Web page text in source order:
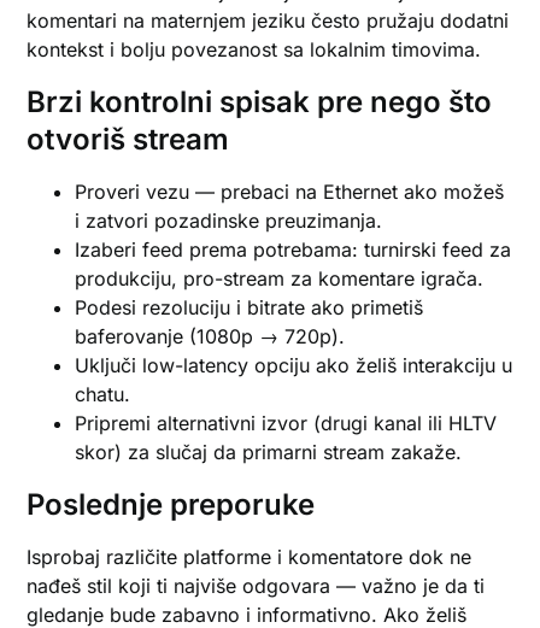
komentari na maternjem jeziku često pružaju dodatni
kontekst i bolju povezanost sa lokalnim timovima.
Brzi kontrolni spisak pre nego što
otvoriš stream
Proveri vezu — prebaci na Ethernet ako možeš
i zatvori pozadinske preuzimanja.
Izaberi feed prema potrebama: turnirski feed za
produkciju, pro-stream za komentare igrača.
Podesi rezoluciju i bitrate ako primetiš
baferovanje (1080p → 720p).
Uključi low-latency opciju ako želiš interakciju u
chatu.
Pripremi alternativni izvor (drugi kanal ili HLTV
skor) za slučaj da primarni stream zakaže.
Poslednje preporuke
Isprobaj različite platforme i komentatore dok ne
nađeš stil koji ti najviše odgovara — važno je da ti
gledanje bude zabavno i informativno. Ako želiš